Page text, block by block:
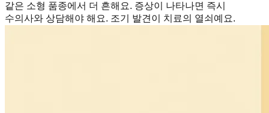
같은 소형 품종에서 더 흔해요. 증상이 나타나면 즉시
수의사와 상담해야 해요. 조기 발견이 치료의 열쇠예요.